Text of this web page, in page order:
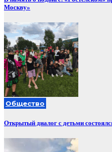
Москву»
Общество
Открытый диалог с детьми